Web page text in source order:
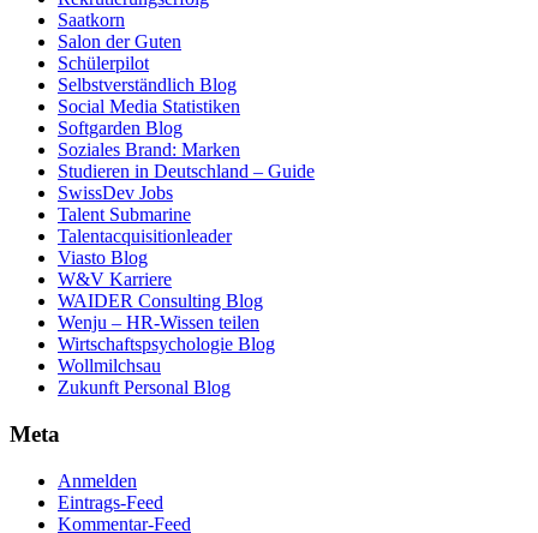
Saatkorn
Salon der Guten
Schülerpilot
Selbstverständlich Blog
Social Media Statistiken
Softgarden Blog
Soziales Brand: Marken
Studieren in Deutschland – Guide
SwissDev Jobs
Talent Submarine
Talentacquisitionleader
Viasto Blog
W&V Karriere
WAIDER Consulting Blog
Wenju – HR-Wissen teilen
Wirtschaftspsychologie Blog
Wollmilchsau
Zukunft Personal Blog
Meta
Anmelden
Eintrags-Feed
Kommentar-Feed